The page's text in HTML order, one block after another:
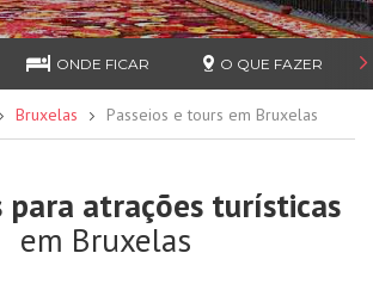
ONDE FICAR O QUE FAZER
Bruxelas Passeios e tours em Bruxelas
para atrações turísticas
em Bruxelas